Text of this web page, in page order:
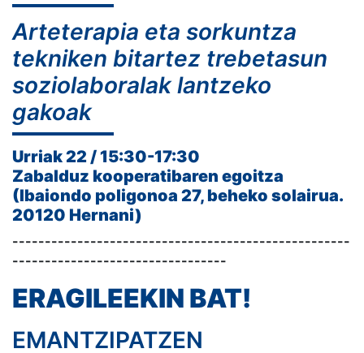
Arteterapia eta sorkuntza
tekniken bitartez trebetasun
soziolaboralak lantzeko
gakoak
Urriak 22 / 15:30-17:30
Zabalduz kooperatibaren egoitza
(Ibaiondo poligonoa 27, beheko solairua.
20120 Hernani)
----------------------------------------------------
---------------------------------
ERAGILEEKIN BAT!
EMANTZIPATZEN